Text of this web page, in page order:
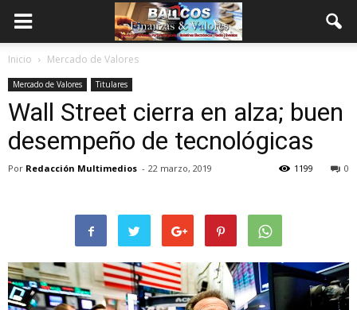
Inicio Mercado de Valores
Mercado de Valores Titulares
Wall Street cierra en alza; buen
desempeño de tecnológicas
Por Redacción Multimedios - 22 marzo, 2019 0
1199